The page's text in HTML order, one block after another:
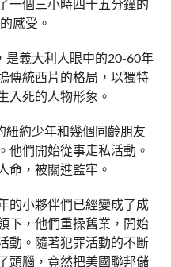
一個三小時四十五分鐘的
感受。
是義大利人眼中的20-60年
傳統西片的格局，以獨特
入死的人物形象。
紐約少年和幾個同齡朋友
他們開始從事走私活動。
命，被關進監牢。
的小夥伴們已經變成了成
下，他們重操舊業，開始
動。隨著犯罪活動的不斷
頭腦，竟然把美國聯邦儲